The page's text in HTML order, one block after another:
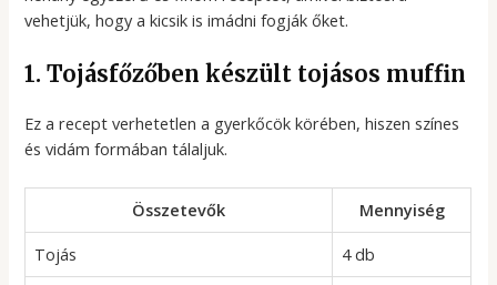
vehetjük, hogy a kicsik is imádni fogják őket.
1. Tojásfőzőben készült tojásos muffin
Ez a recept verhetetlen a gyerkőcök körében, hiszen színes
és vidám formában tálaljuk.
Összetevők
Mennyiség
Tojás
4 db